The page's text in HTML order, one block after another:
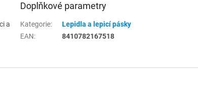
a
Doplňkové parametry
Kategorie:
Lepidla a lepicí pásky
EAN: 8410782167518